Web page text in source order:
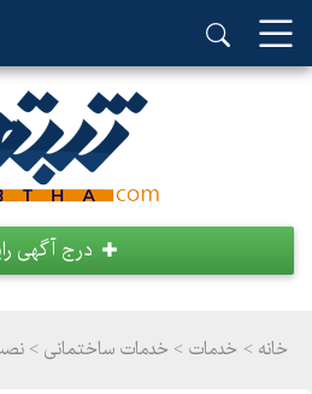
درج آگهی
خانه > خدمات > خدمات ساختمانی > نصب